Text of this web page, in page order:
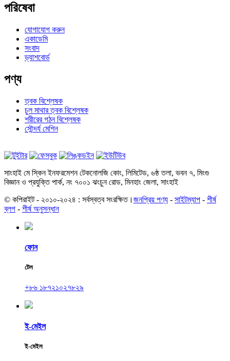
পরিষেবা
যোগাযোগ করুন
একাডেমি
সংবাদ
ড্যাশবোর্ড
পণ্য
ত্বক বিশ্লেষক
চুল মাথার ত্বক বিশ্লেষক
শরীরের গঠন বিশ্লেষক
সৌন্দর্য মেশিন
সাংহাই মে স্কিন ইনফরমেশন টেকনোলজি কোং, লিমিটেড, ৬ষ্ঠ তলা, ভবন ৭, মিংগু
বিজ্ঞান ও প্রযুক্তি পার্ক, নং ৭০০১ ঝংচুন রোড, মিনহাং জেলা, সাংহাই
© কপিরাইট - ২০১০-২০২৪ : সর্বস্বত্ব সংরক্ষিত। জনপ্রিয় পণ্য - সাইটম্যাপ - শীর্ষ
ব্লগ - শীর্ষ অনুসন্ধান
ফোন
টেল
+৮৬ ১৮৭২১০২৭৮২৯
ই-মেইল
ই-মেইল